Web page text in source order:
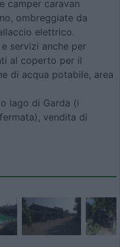
camper caravan
ombreggiate da
elettrico.
servizi anche per
al coperto per il
di acqua potabile, area
lago di Garda (i
vendita di